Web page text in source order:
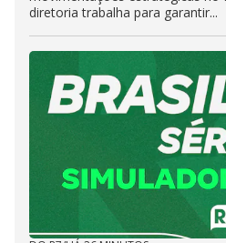
diretoria trabalha para garantir...